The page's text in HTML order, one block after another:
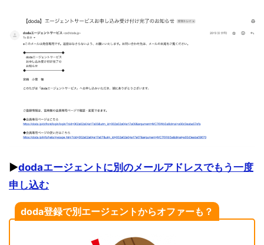
▶︎dodaエージェントに別のメールアドレスでもう一度
申し込む
doda登録で別エージェントからオファーも？